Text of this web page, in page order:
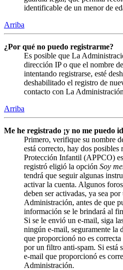
identificable de un menor de
Arriba
¿Por qué no puedo registrarme?
Es posible que La
dirección IP o que el nombre
intentando registrarse, esté
deshabilitado el registro de
contacto con La
Arriba
Me he registrado ¡y no me puedo
Primero, verifique su nombre
está correcto, hay dos posibles
Protección Infantil (APPCO)
registró eligió la opción Soy
tendrá que seguir algunas
activar la cuenta. Algunos
deben ser activadas, ya sea
Administración, antes de que
información se le brindará al
Si se le envió un e-mail, siga
ningún e-mail, seguramente la
que proporcionó no es
por un filtro anti-spam. Si está
e-mail que proporcionó es
Administración.